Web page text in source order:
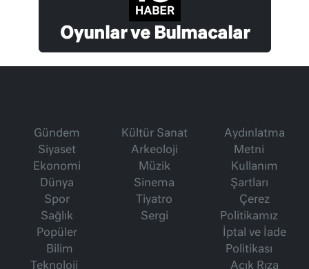
Oyunlar ve Bulmacalar
Gündem
Siyaset
Ekonomi
Dünya
Spor
Sağlık
Popüler
Bilim
Teknoloji
Kültür Sanat
Arkeoloji
Müzik
Sinema
Tiyatro
Sergi
Aydınlatma
Metni
Kullanım
Şartları
Çerez
Politikamız
İptal ve İade
Politikası
Açık Rıza